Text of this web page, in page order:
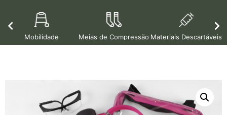
Mobilidade Meias de Compressão Materiais Descartáveis